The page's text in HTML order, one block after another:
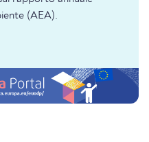
(AEA).